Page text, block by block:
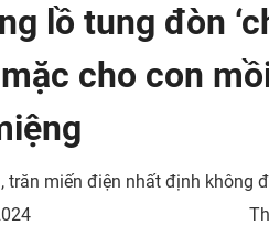
lồ tung đòn
cho con
miến điện nhất định không